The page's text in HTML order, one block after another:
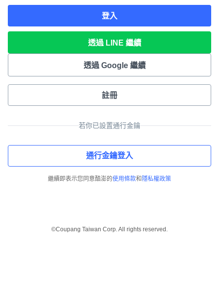
登入
透過 LINE 繼續
透過 Google 繼續
註冊
若你已設置通行金鑰
通行金鑰登入
繼續即表示您同意酷澎的使用條款和 隱私權政策
©Coupang Taiwan Corp. All rights reserved.